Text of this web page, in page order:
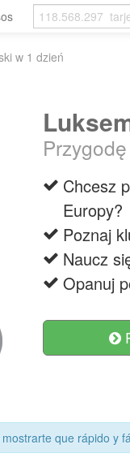
w 1 dzień
Chcesz
Europy?
Poznaj
Naucz
Opanuj
que rápido y